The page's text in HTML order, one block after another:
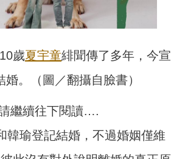
歲夏宇童緋聞傳了多年，今宣
婚。（圖／翻攝自臉書）
繼續往下閱讀….
韓瑜登記結婚，不過婚姻僅維